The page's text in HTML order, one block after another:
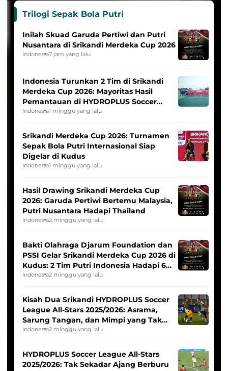
Trilogi Sepak Bola Putri
Inilah Skuad Garuda Pertiwi dan Putri
Nusantara di Srikandi Merdeka Cup 2026
Indonesia7 jam yang lalu
Indonesia Turunkan 2 Tim di Srikandi
Merdeka Cup 2026: Mayoritas Hasil
Pemantauan di HYDROPLUS Soccer
League
Indonesia1 minggu yang lalu
Srikandi Merdeka Cup 2026: Turnamen
Sepak Bola Putri Internasional Siap
Digelar di Kudus
Indonesia1 minggu yang lalu
Hasil Drawing Srikandi Merdeka Cup
2026: Garuda Pertiwi Bertemu Malaysia,
Putri Nusantara Hadapi Thailand
Indonesia2 minggu yang lalu
Bakti Olahraga Djarum Foundation dan
PSSI Gelar Srikandi Merdeka Cup 2026 di
Kudus: 2 Tim Putri Indonesia Hadapi 6
Tim Asia
Indonesia2 minggu yang lalu
Kisah Dua Srikandi HYDROPLUS Soccer
League All-Stars 2025/2026: Asrama,
Sarung Tangan, dan Mimpi yang Tak
Pernah Padam
Indonesia2 minggu yang lalu
HYDROPLUS Soccer League All-Stars
2025/2026: Tak Sekadar Ajang Berburu